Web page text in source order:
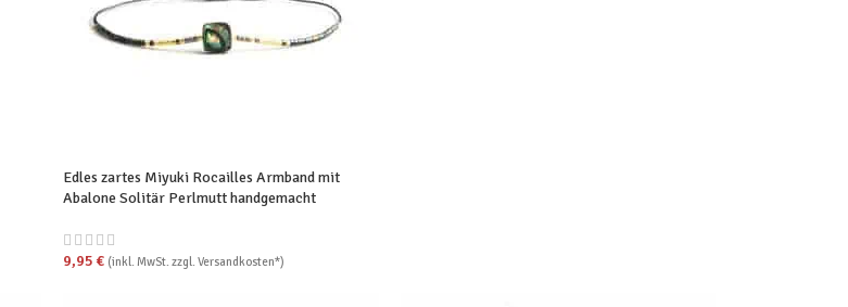
Edles zartes Miyuki Rocailles Armband mit
Abalone Solitär Perlmutt handgemacht
9,95 € (inkl. MwSt. zzgl. Versandkosten*)